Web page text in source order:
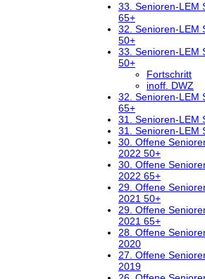
33. Senioren-LEM
65+
32. Senioren-LEM
50+
33. Senioren-LEM
50+
Fortschritt
inoff. DWZ
32. Senioren-LEM
65+
31. Senioren-LEM
31. Senioren-LEM
30. Offene
2022 50+
30. Offene
2022 65+
29. Offene
2021 50+
29. Offene
2021 65+
28. Offene
2020
27. Offene
2019